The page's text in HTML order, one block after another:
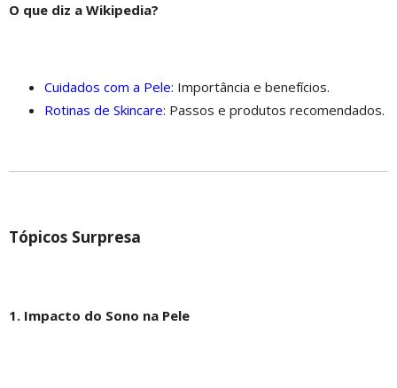
O que diz a Wikipedia?
Cuidados com a Pele: Importância e benefícios.
Rotinas de Skincare: Passos e produtos recomendados.
Tópicos Surpresa
1. Impacto do Sono na Pele